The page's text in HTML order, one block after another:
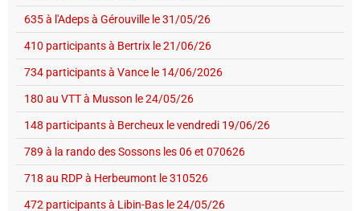
635 à l'Adeps à Gérouville le 31/05/26
410 participants à Bertrix le 21/06/26
734 participants à Vance le 14/06/2026
180 au VTT à Musson le 24/05/26
148 participants à Bercheux le vendredi 19/06/26
789 à la rando des Sossons les 06 et 070626
718 au RDP à Herbeumont le 310526
472 participants à Libin-Bas le 24/05/26